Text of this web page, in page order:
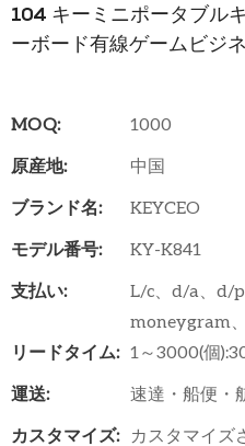
104 キーミニポータブル
ーボード有線ゲームビジ
MOQ:
1000
原産地:
中国
ブランド名:
KEYCEO
モデル番号:
KY-K841
支払い:
L/c、d/a、d/p
moneygram
リードタイム: 1～3000(個
運送:
速達・船便・
カスタマイズ:
カスタマイズ